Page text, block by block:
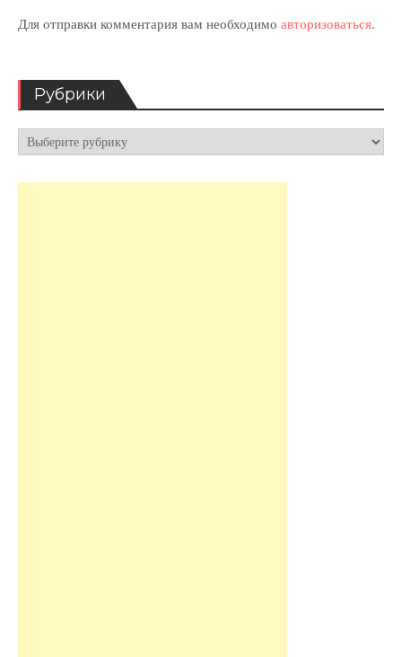
Для отправки комментария вам необходимо авторизоваться.
Рубрики
Рубрики